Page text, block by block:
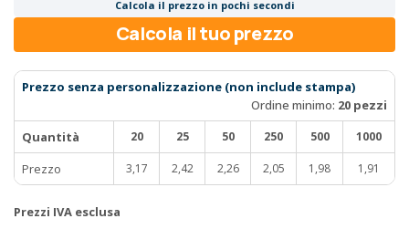
Calcola il prezzo in pochi secondi
Calcola il tuo prezzo
Prezzo senza personalizzazione (non include stampa)
Ordine minimo: 20 pezzi
Quantità
20 25 50 250 500 1000
Prezzo 3,17 2,42 2,26 2,05 1,98 1,91
Prezzi IVA esclusa